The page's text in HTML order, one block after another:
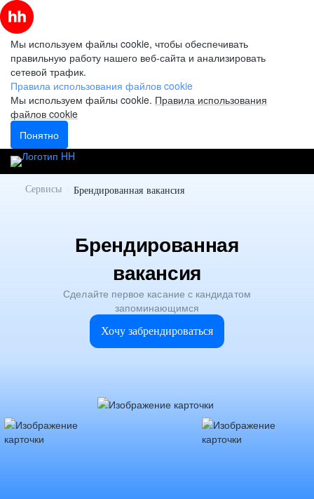
Мы используем файлы cookie, чтобы обеспечивать
правильную работу нашего веб-сайта и анализировать
сетевой трафик.
Правила использования файлов cookie
Мы используем файлы cookie. Правила использования
файлов cookie
Понятно
Сервисы Брендированная вакансия
Брендированная
вакансия
Сделайте первое касание с кандидатом
запоминающимся
Хочу забрендироваться